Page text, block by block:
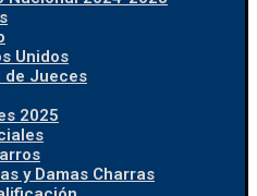
Unidos
de Jueces
2025
y Damas Charras